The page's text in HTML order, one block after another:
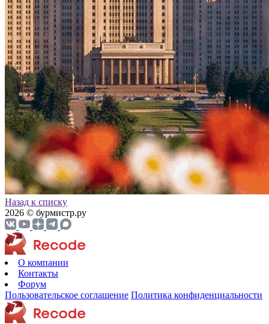
Назад к списку
2026 © бурмистр.ру
О компании
Контакты
Форум
Пользовательское соглашение Политика конфиденциальности